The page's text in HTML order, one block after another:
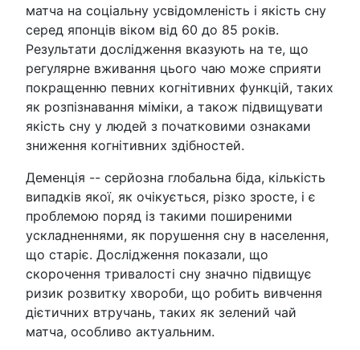
матча на соціальну усвідомленість і якість сну
серед японців віком від 60 до 85 років.
Результати дослідження вказують на те, що
регулярне вживання цього чаю може сприяти
покращенню певних когнітивних функцій, таких
як розпізнавання міміки, а також підвищувати
якість сну у людей з початковими ознаками
зниження когнітивних здібностей.
Деменція -- серйозна глобальна біда, кількість
випадків якої, як очікується, різко зросте, і є
проблемою поряд із такими поширеними
ускладненнями, як порушення сну в населення,
що старіє. Дослідження показали, що
скорочення тривалості сну значно підвищує
ризик розвитку хвороби, що робить вивчення
дієтичних втручань, таких як зелений чай
матча, особливо актуальним.